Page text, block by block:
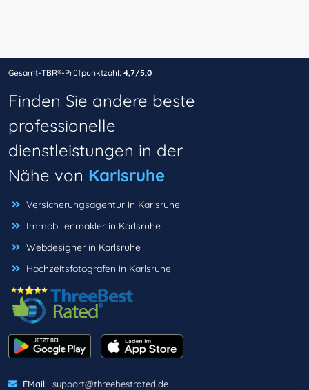
Gesamt-TBR®-Prüfpunktzahl: 4,7/5,0
Finden Sie andere beste
professionelle
dienstleistungen in der
Nähe von Karlsruhe
Versicherungsagentur in Karlsruhe
Immobilienmakler in Karlsruhe
Webdesigner in Karlsruhe
Hochzeitsfotografen in Karlsruhe
EMail: support@threebestrated.de